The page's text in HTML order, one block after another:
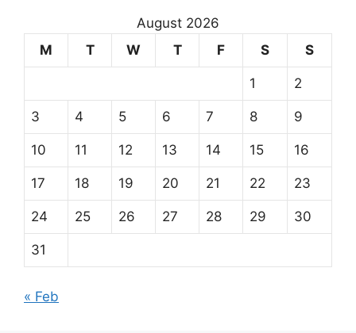
August 2026
M
T W T F S S
1 2
3 4 5 6 7 8 9
10 11 12 13 14 15 16
17 18 19 20 21 22 23
24 25 26 27 28 29 30
31
« Feb